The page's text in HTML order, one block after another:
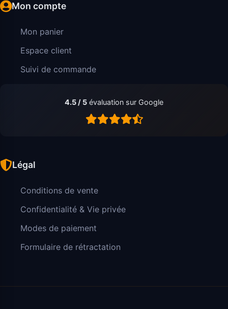
Mon compte
Mon panier
Espace client
Suivi de commande
4.5 / 5 évaluation sur Google
Légal
Conditions de vente
Confidentialité & Vie privée
Modes de paiement
Formulaire de rétractation